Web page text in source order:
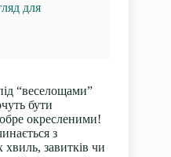
для
“веселощами”
бути
окресленими!
з
завитків чи